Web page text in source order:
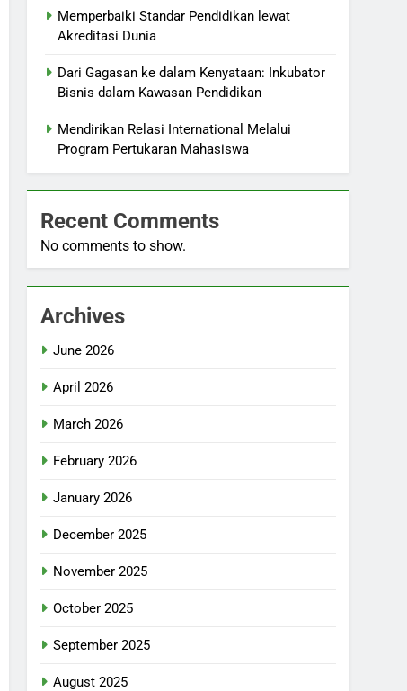
Memperbaiki Standar Pendidikan lewat
Akreditasi Dunia
Dari Gagasan ke dalam Kenyataan: Inkubator
Bisnis dalam Kawasan Pendidikan
Mendirikan Relasi International Melalui
Program Pertukaran Mahasiswa
Recent Comments
No comments to show.
Archives
June 2026
April 2026
March 2026
February 2026
January 2026
December 2025
November 2025
October 2025
September 2025
August 2025